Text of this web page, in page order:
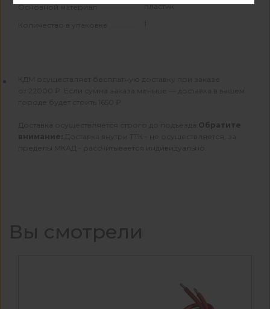
Основной материал пластик
Количество в упаковке 1
КДМ осуществляет бесплатную доставку при заказе
от 22000 ₽. Если сумма заказа меньше — доставка в вашем
городе будет стоить 1650 ₽.
Доставка осуществляется строго до подъезда. Обратите
внимание:
Доставка внутри ТТК - не осуществляется, за
пределы МКАД - рассчитывается индивидуально.
Вы смотрели